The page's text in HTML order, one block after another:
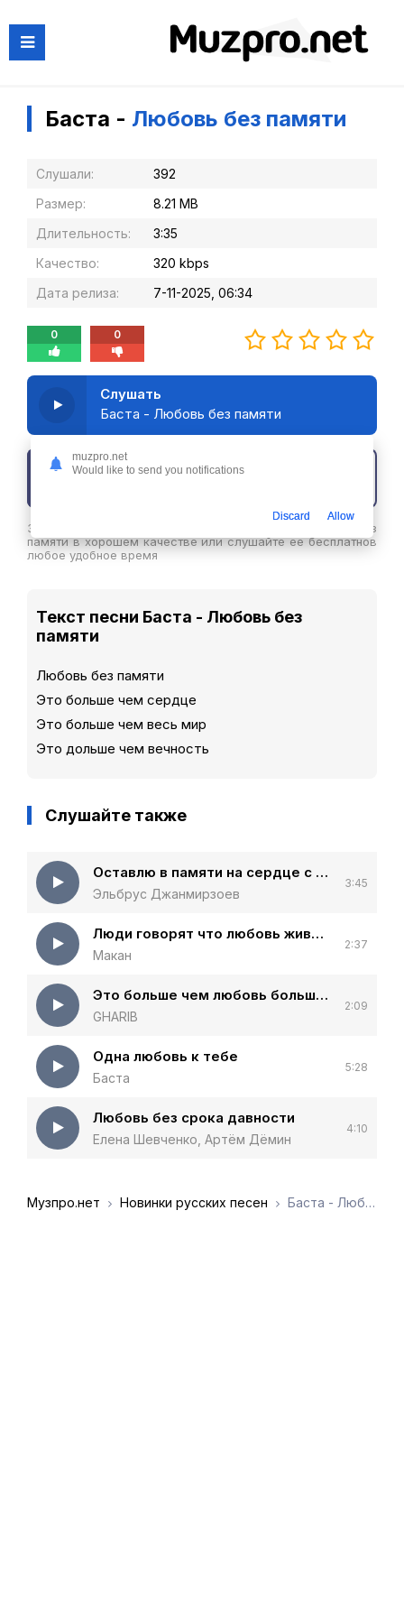
Баста - Любовь без памяти
Слушали:
392
Размер:
8.21 MB
Длительность:
3:35
Качество:
320 kbps
Дата релиза:
7-11-2025, 06:34
0 0
Слушать
Баста - Любовь без памяти
Скачать трек
Здесь вы можете скачать песню Баста - Любовь без
памяти в хорошем качестве или слушайте ее бесплатнов
любое удобное время
Текст песни Баста - Любовь без
памяти
Любовь без памяти
Это больше чем сердце
Это больше чем весь мир
Это дольше чем вечность
Слушайте также
Оставлю в памяти на сердце с ранами
Эльбрус Джанмирзоев
3:45
Люди говорят что любовь живёт вечность
Макан
2:37
Это больше чем любовь больше чем мелодия
GHARIB
2:09
Одна любовь к тебе
Баста
5:28
Любовь без срока давности
Елена Шевченко, Артём Дёмин
4:10
Музпро.нет Новинки русских песен Баста - Любовь без памяти
muzpro.net
Would like to send you notifications
Discard Allow